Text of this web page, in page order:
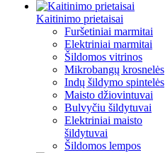
Kaitinimo prietaisai
Furšetiniai marmitai
Elektriniai marmitai
Šildomos vitrinos
Mikrobangų krosnelės
Indų šildymo spintelės
Maisto džiovintuvai
Bulvyčiu šildytuvai
Elektriniai maisto
šildytuvai
Šildomos lempos